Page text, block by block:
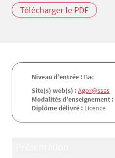
Télécharger le PDF
Niveau d’entrée : Bac
Site(s) web(s) :Agor@ssas
Modalités d’enseignement :
Diplôme délivré : Licence